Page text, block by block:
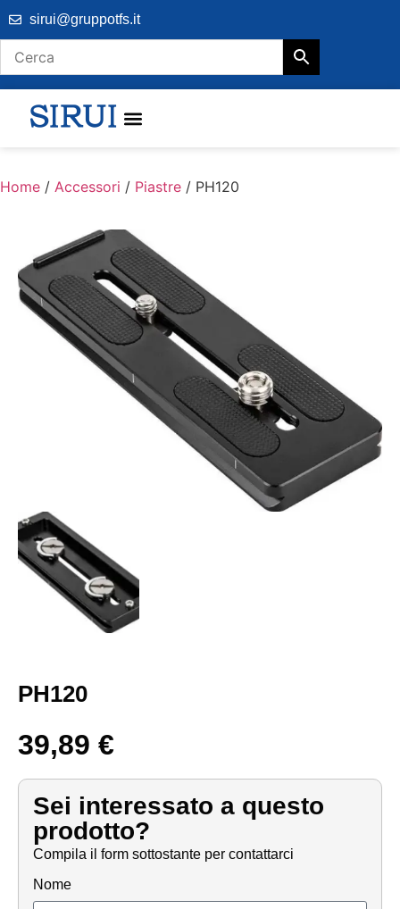
sirui@gruppotfs.it
Home / Accessori / Piastre / PH120
PH120
39,89 €
Sei interessato a questo
prodotto?
Compila il form sottostante per contattarci
Nome